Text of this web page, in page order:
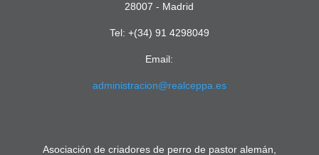
28007 - Madrid
Tel: +(34) 91 4298049
Email:
administracion@realceppa.es
Asociación de criadores de perro de pastor alemán,